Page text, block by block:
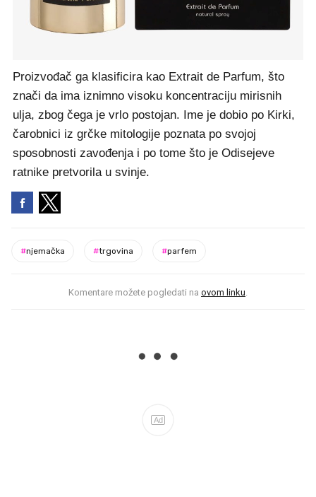
Proizvođač ga klasificira kao Extrait de Parfum, što
znači da ima iznimno visoku koncentraciju mirisnih
ulja, zbog čega je vrlo postojan. Ime je dobio po Kirki,
čarobnici iz grčke mitologije poznata po svojoj
sposobnosti zavođenja i po tome što je Odisejeve
ratnike pretvorila u svinje.
#njemačka #trgovina #parfem
Komentare možete pogledati na ovom linku.
Ad